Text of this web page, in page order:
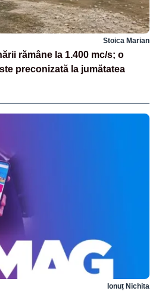
Stoica Marian
rămâne la 1.400 mc/s; o
preconizată la jumătatea
Ionuț Nichita